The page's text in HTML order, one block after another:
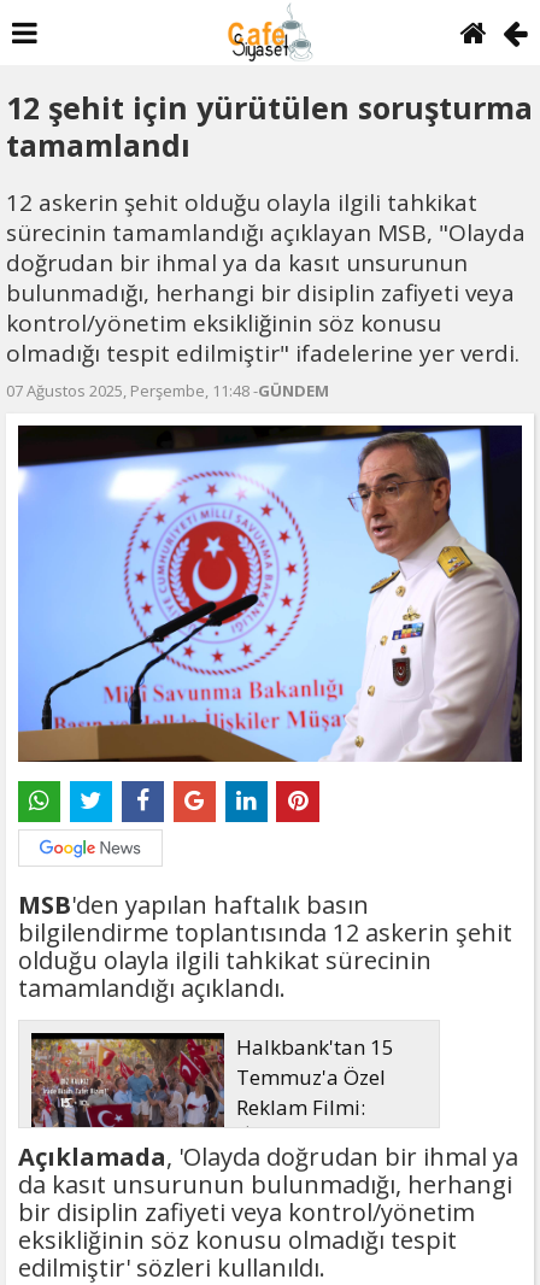
12 şehit için yürütülen soruşturma
tamamlandı
12 askerin şehit olduğu olayla ilgili tahkikat
sürecinin tamamlandığı açıklayan MSB, "Olayda
doğrudan bir ihmal ya da kasıt unsurunun
bulunmadığı, herhangi bir disiplin zafiyeti veya
kontrol/yönetim eksikliğinin söz konusu
olmadığı tespit edilmiştir" ifadelerine yer verdi.
07 Ağustos 2025, Perşembe, 11:48 -GÜNDEM
MSB'den yapılan haftalık basın
bilgilendirme toplantısında 12 askerin şehit
olduğu olayla ilgili tahkikat sürecinin
tamamlandığı açıklandı.
Halkbank'tan 15
Temmuz'a Özel
Reklam Filmi:
"İrade Bizim, Zafer
Bizim"
Açıklamada, 'Olayda doğrudan bir ihmal ya
da kasıt unsurunun bulunmadığı, herhangi
bir disiplin zafiyeti veya kontrol/yönetim
eksikliğinin söz konusu olmadığı tespit
edilmiştir' sözleri kullanıldı.